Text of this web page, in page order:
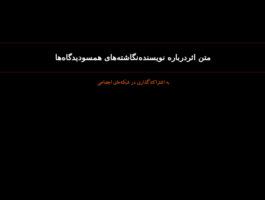
متن اثر درباره نویسندهنگاشته‌های همسودیدگاه‌ها
به اشتراک‌گذاری در شبکه‌های اجتماعی